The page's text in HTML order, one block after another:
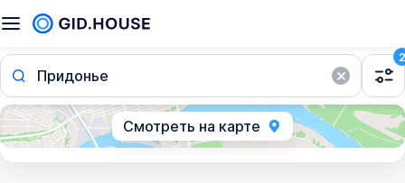
Придонье
2
Смотреть на карте